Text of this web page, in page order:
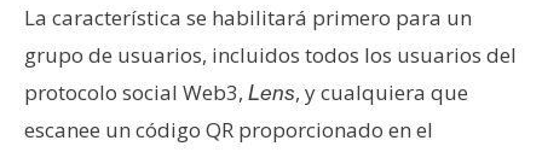
e
m
s
La característica se habilitará primero para un
grupo de usuarios, incluidos todos los usuarios del
protocolo social Web3, Lens, y cualquiera que
escanee un código QR proporcionado en el